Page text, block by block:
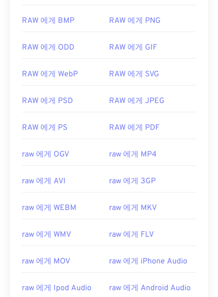
RAW 에게 BMP RAW 에게 PNG
RAW 에게 ODD RAW 에게 GIF
RAW 에게 WebP RAW 에게 SVG
RAW 에게 PSD RAW 에게 JPEG
RAW 에게 PS RAW 에게 PDF
raw 에게 OGV raw 에게 MP4
raw 에게 AVI raw 에게 3GP
raw 에게 WEBM raw 에게 MKV
raw 에게 WMV raw 에게 FLV
raw 에게 MOV raw 에게 iPhone Audio
raw 에게 Ipod Audio raw 에게 Android Audio